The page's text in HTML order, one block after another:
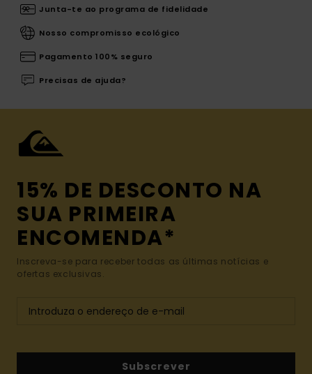
Junta-te ao programa de fidelidade
Nosso compromisso ecológico
Pagamento 100% seguro
Precisas de ajuda?
15% DE DESCONTO NA
SUA PRIMEIRA
ENCOMENDA*
Inscreva-se para receber todas as últimas notícias e
ofertas exclusivas.
Subscrever